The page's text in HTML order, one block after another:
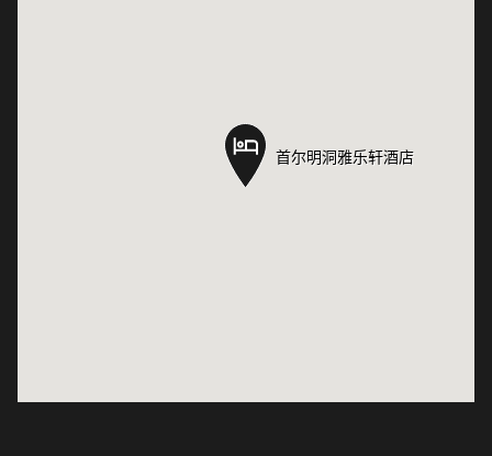
首尔明洞雅乐轩酒店
首尔明洞雅乐轩酒店